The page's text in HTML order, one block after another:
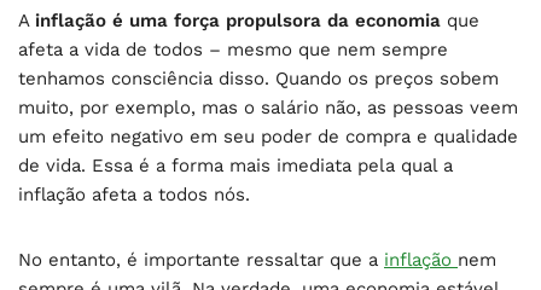
A inflação é uma força propulsora da economia que
afeta a vida de todos – mesmo que nem sempre
tenhamos consciência disso. Quando os preços sobem
muito, por exemplo, mas o salário não, as pessoas veem
um efeito negativo em seu poder de compra e qualidade
de vida. Essa é a forma mais imediata pela qual a
inflação afeta a todos nós.
No entanto, é importante ressaltar que a inflação nem